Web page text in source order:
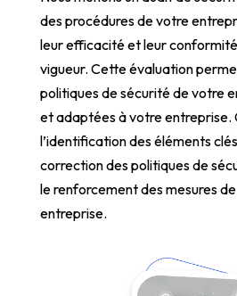
des procédures de votre
leur efficacité et leur
vigueur. Cette évaluation
politiques de sécurité de votre
et adaptées à votre entreprise.
l’identification des éléments
correction des politiques de
le renforcement des mesures
entreprise.